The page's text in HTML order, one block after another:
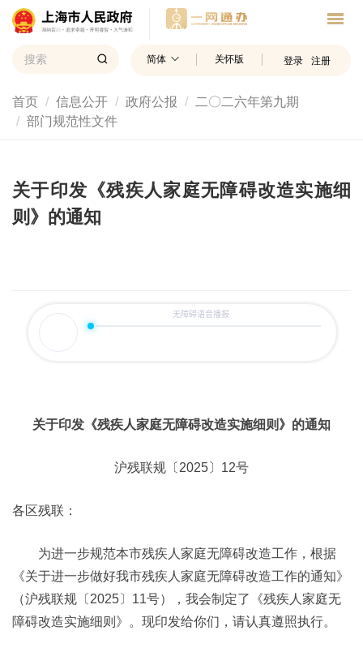
简体 关怀版 登录 注册
首页 信息公开 政府公报
二〇二六年第九期
部门规范性文件
关于印发《残疾人家庭无障碍改造实施细
则》的通知
关于印发《残疾人家庭无障碍改造实施细则》的通知
沪残联规〔2025〕12号
各区残联：
为进一步规范本市残疾人家庭无障碍改造工作，根据
《关于进一步做好我市残疾人家庭无障碍改造工作的通知》
（沪残联规〔2025〕11号），我会制定了《残疾人家庭无
障碍改造实施细则》。现印发给你们，请认真遵照执行。